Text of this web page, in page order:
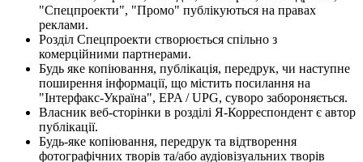
"Спецпроекти", "Промо" публікуються на правах
реклами.
Розділ Спецпроекти створюється спільно з
комерційними партнерами.
Будь яке копіювання, публікація, передрук, чи наступне
поширення інформації, що містить посилання на
"Інтерфакс-Україна", EPA / UPG, суворо забороняється.
Власник веб-сторінки в розділі Я-Корреспондент є автор
публікації.
Будь-яке копіювання, передрук та відтворення
фотографічних творів та/або аудіовізуальних творів